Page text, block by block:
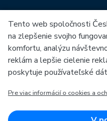
Medzi našich partnerov
Európska únia
OP Podnikanie a
Tento web spoločnosti
na zlepšenie svojho
komfortu, analýzu
reklám a lepšie cielenie
poskytuje používateľské
Pre viac informácií o cookies a